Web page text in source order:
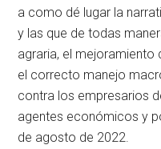
a como dé lugar la
y las que de todas
agraria, el mejoramiento
el correcto manejo
contra los empresarios
agentes económicos y
de agosto de 2022.